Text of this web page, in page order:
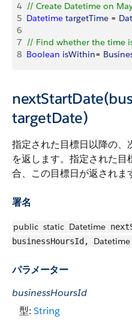
4 // Create Datetime on
5 Datetime targetTime =
6
7 // Find whether the time
8 Boolean isWithin=
targetDate)
指定された目標日以降の、
を返します。指定された
合、この目標日が返されま
署名
public static Datetime
businessHoursId, Datetime
パラメーター
businessHoursId
型: String